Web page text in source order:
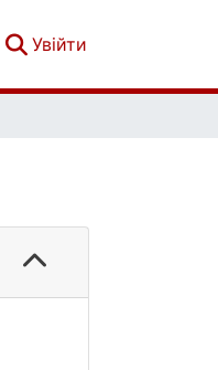
Увійти